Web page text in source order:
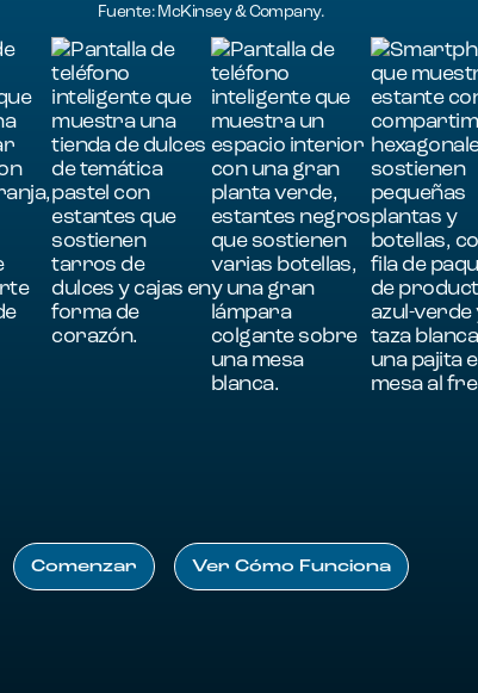
Fuente: McKinsey & Company.
Comenzar
Comenzar
Ver Cómo Funciona
Ver Cómo Funciona